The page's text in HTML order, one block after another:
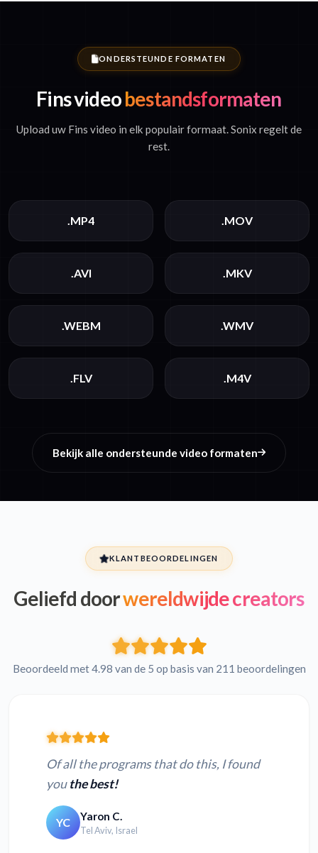
ONDERSTEUNDE FORMATEN
Fins videobestandsformaten
Upload uw Fins video in elk populair formaat. Sonix regelt de
rest.
.MP4 .MOV
.AVI .MKV
.WEBM .WMV
.FLV .M4V
Bekijk alle ondersteunde video formaten
KLANTBEOORDELINGEN
Geliefd doorwereldwijde creators
Beoordeeld met 4.98 van de 5 op basis van 211 beoordelingen
Of all the programs that do this, I found
youthe best!
YC Yaron C.
Tel Aviv, Israel